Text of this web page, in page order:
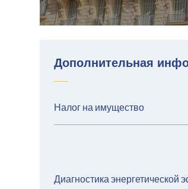
Дополнительная
Налог на имущество
Диагностика энергетической